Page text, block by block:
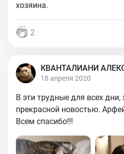
хозяина.
2
КВАНТАЛИАНИ
18 апреля 2020
В эти трудные для всех дни,
прекрасной новостью.
Всем спасибо!!!